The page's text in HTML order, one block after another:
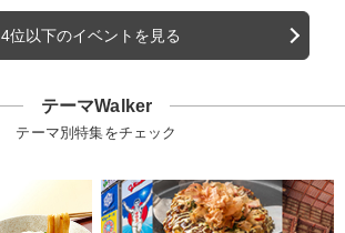
4位以下のイベントを見る
テーマWalker
テーマ別特集をチェック